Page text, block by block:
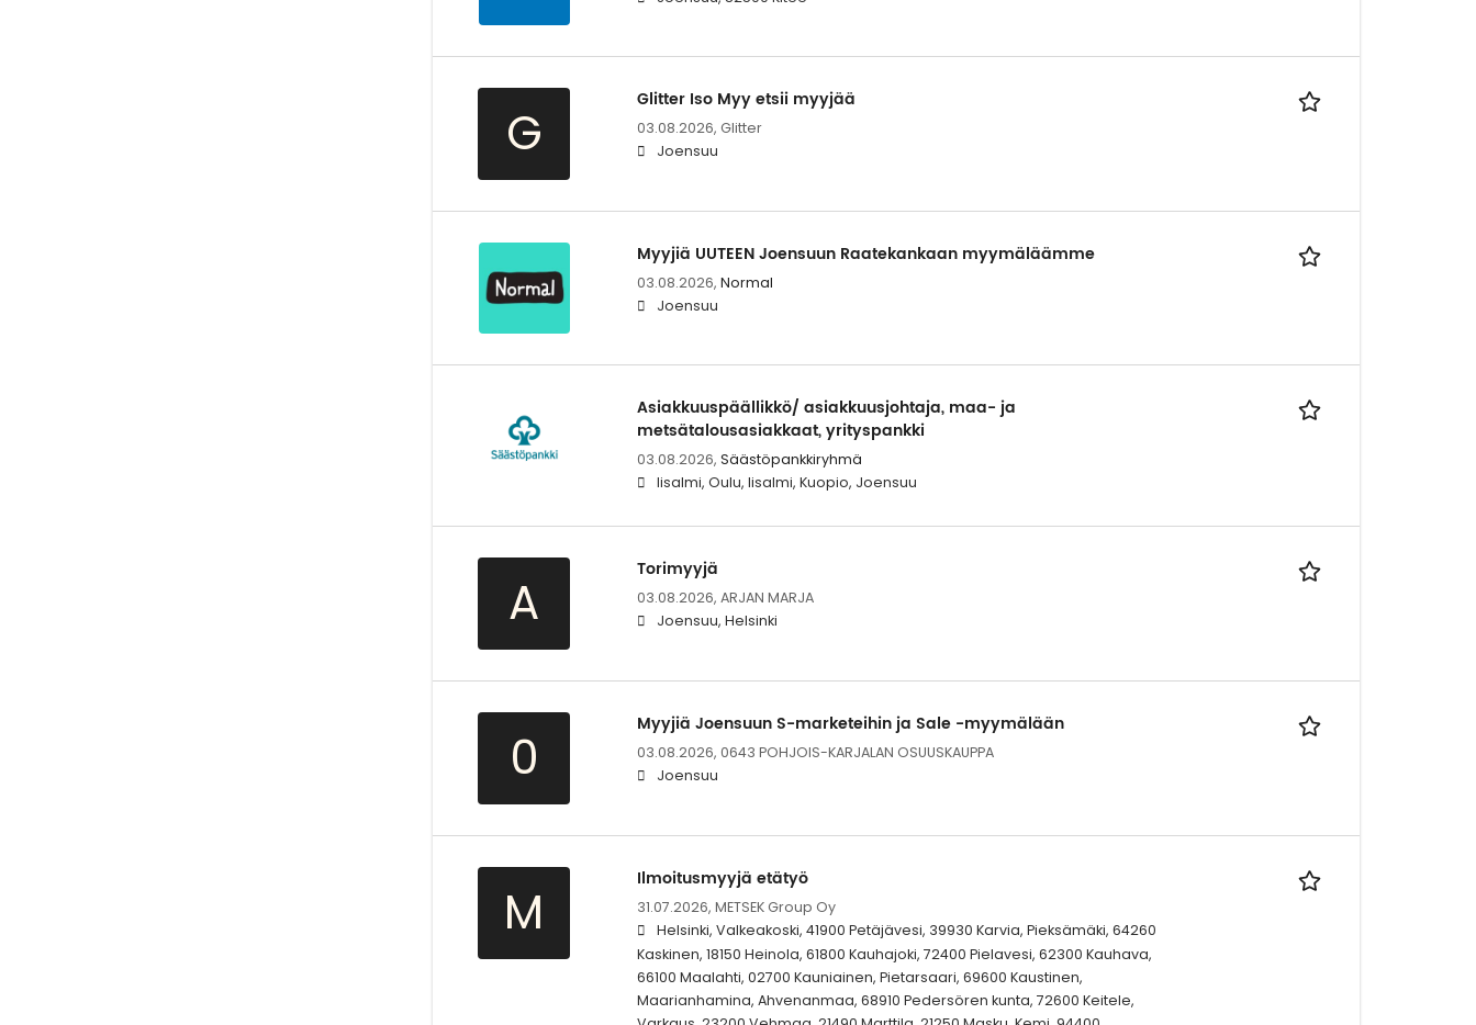
G
Glitter Iso Myy etsii myyjää
03.08.2026, Glitter
Joensuu
Myyjiä UUTEEN Joensuun Raatekankaan myymäläämme
03.08.2026, Normal
Joensuu
Asiakkuuspäällikkö/ asiakkuusjohtaja, maa- ja
metsätalousasiakkaat, yrityspankki
03.08.2026, Säästöpankkiryhmä
Iisalmi, Oulu, Iisalmi, Kuopio, Joensuu
A
Torimyyjä
03.08.2026, ARJAN MARJA
Joensuu, Helsinki
0
Myyjiä Joensuun S-marketeihin ja Sale -myymälään
03.08.2026, 0643 POHJOIS-KARJALAN OSUUSKAUPPA
Joensuu
M
Ilmoitusmyyjä etätyö
31.07.2026, METSEK Group Oy
Helsinki, Valkeakoski, 41900 Petäjävesi, 39930 Karvia, Pieksämäki, 64260
Kaskinen, 18150 Heinola, 61800 Kauhajoki, 72400 Pielavesi, 62300 Kauhava,
66100 Maalahti, 02700 Kauniainen, Pietarsaari, 69600 Kaustinen,
Maarianhamina, Ahvenanmaa, 68910 Pedersören kunta, 72600 Keitele,